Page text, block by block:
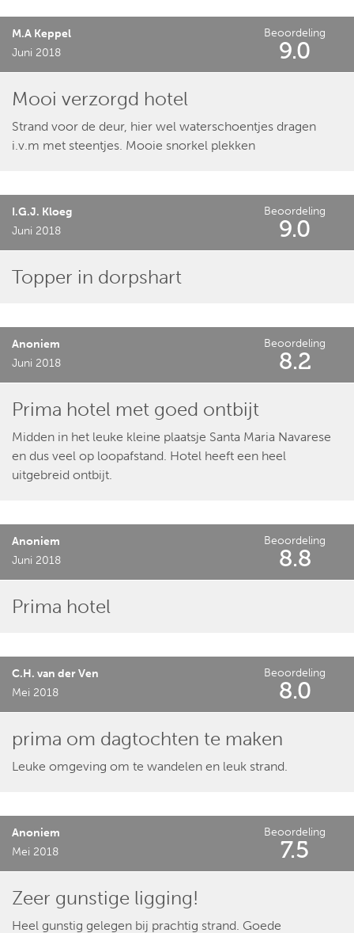
M.A Keppel
Juni 2018
Beoordeling
9.0
Mooi verzorgd hotel
Strand voor de deur, hier wel waterschoentjes dragen
i.v.m met steentjes. Mooie snorkel plekken
I.G.J. Kloeg
Juni 2018
Beoordeling
9.0
Topper in dorpshart
Anoniem
Juni 2018
Beoordeling
8.2
Prima hotel met goed ontbijt
Midden in het leuke kleine plaatsje Santa Maria Navarese
en dus veel op loopafstand. Hotel heeft een heel
uitgebreid ontbijt.
Anoniem
Juni 2018
Beoordeling
8.8
Prima hotel
C.H. van der Ven
Mei 2018
Beoordeling
8.0
prima om dagtochten te maken
Leuke omgeving om te wandelen en leuk strand.
Anoniem
Mei 2018
Beoordeling
7.5
Zeer gunstige ligging!
Heel gunstig gelegen bij prachtig strand. Goede